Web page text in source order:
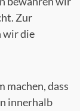
Zur
wir die
machen, dass
innerhalb